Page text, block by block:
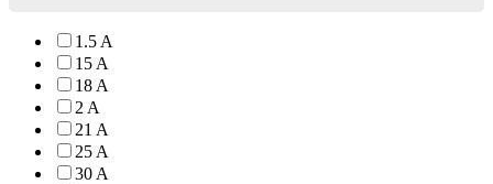
1.5 A
15 A
18 A
2 A
21 A
25 A
30 A